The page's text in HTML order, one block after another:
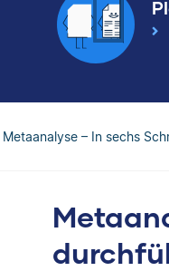
Metaanalyse – In sechs